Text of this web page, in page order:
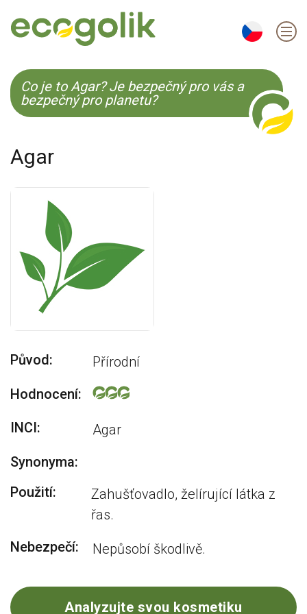
EN ES CS KO
Co je to Agar? Je bezpečný pro vás a
bezpečný pro planetu?
Agar
Původ:
Přírodní
Hodnocení:
INCI:
Agar
Synonyma:
Použití:
Zahušťovadlo, želírující látka z
řas.
Nebezpečí:
Nepůsobí škodlivě.
Analyzujte svou kosmetiku